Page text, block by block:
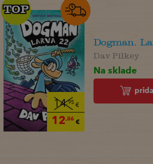
14,95€
12,86€
TOP
TOP
Dogman.
Dav Pilkey
Na sklade